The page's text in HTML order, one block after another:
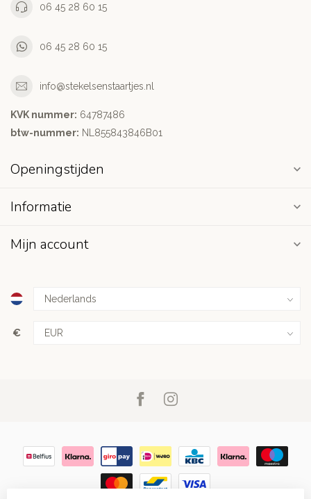
06 45 28 60 15
06 45 28 60 15
info@stekelsenstaartjes.nl
KVK nummer: 64787486
btw-nummer: NL855843846B01
Openingstijden
Informatie
Mijn account
€